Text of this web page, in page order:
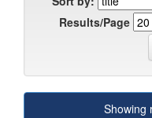
Results/Page
Showing